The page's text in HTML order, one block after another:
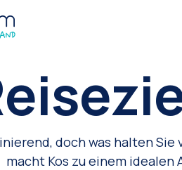
doch was halten
macht Kos zu einem idealen